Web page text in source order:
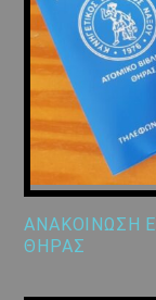
ΑΝΑΚΟΙΝΩΣΗ
ΘΗΡΑΣ